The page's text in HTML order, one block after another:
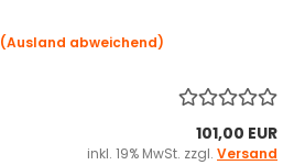
(Ausland abweichend)
101,00 EUR
inkl. 19% MwSt. zzgl. Versand